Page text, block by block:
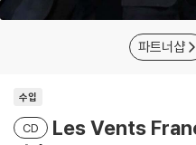
파트너샵
수입
CD
Les Vents